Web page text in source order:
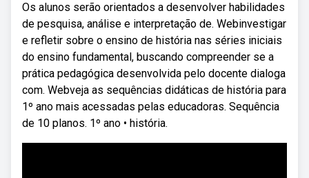
Os alunos serão orientados a desenvolver habilidades
de pesquisa, análise e interpretação de. Webinvestigar
e refletir sobre o ensino de história nas séries iniciais
do ensino fundamental, buscando compreender se a
prática pedagógica desenvolvida pelo docente dialoga
com. Webveja as sequências didáticas de história para
1º ano mais acessadas pelas educadoras. Sequência
de 10 planos. 1º ano • história.